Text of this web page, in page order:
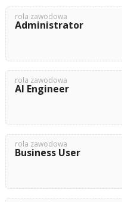
rola zawodowa
Administrator
rola zawodowa
AI Engineer
rola zawodowa
Business User